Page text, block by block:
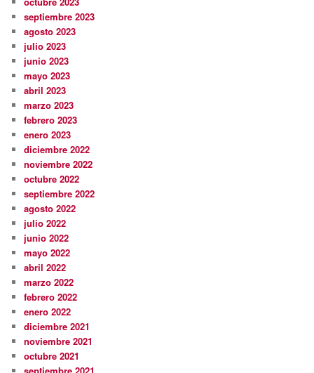
septiembre 2023
agosto 2023
julio 2023
junio 2023
mayo 2023
abril 2023
marzo 2023
febrero 2023
enero 2023
diciembre 2022
noviembre 2022
octubre 2022
septiembre 2022
agosto 2022
julio 2022
junio 2022
mayo 2022
abril 2022
marzo 2022
febrero 2022
enero 2022
diciembre 2021
noviembre 2021
octubre 2021
septiembre 2021